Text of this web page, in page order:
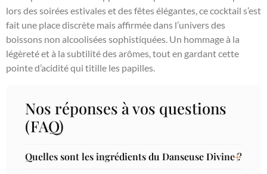
lors des soirées estivales et des fêtes élégantes, ce cocktail s’est
fait une place discrète mais affirmée dans l’univers des
boissons non alcoolisées sophistiquées. Un hommage à la
légèreté et à la subtilité des arômes, tout en gardant cette
pointe d’acidité qui titille les papilles.
Nos réponses à vos questions
(FAQ)
Quelles sont les ingrédients du Danseuse Divine ?